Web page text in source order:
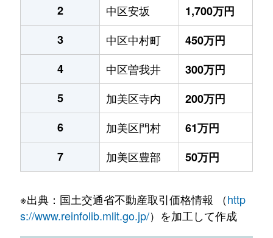
2
中区安坂
1,700万円
3
中区中村町
450万円
4
中区曽我井
300万円
5
加美区寺内
200万円
6
加美区門村
61万円
7
加美区豊部 50万円
※出典：国土交通省不動産取引価格情報 （http
s://www.reinfolib.mlit.go.jp/）を加工して作成